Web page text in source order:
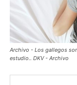
Archivo - Los gallegos
estudio.. DKV - Archivo